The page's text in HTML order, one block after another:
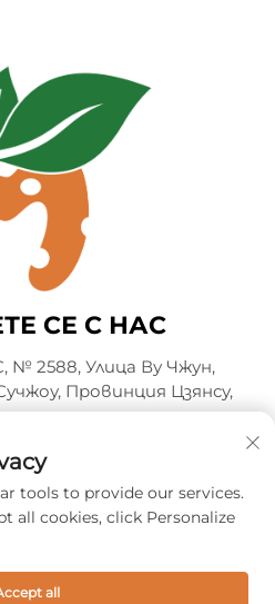
СЕ С НАС
№ 2588, Улица Ву Чжун,
Провинция Цзянсу,
за поверителност
tools to provide our services.
all cookies, click Personalize
all